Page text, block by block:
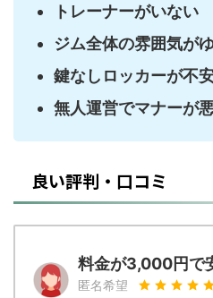
トレーナーがいない
ジム全体の雰囲気が
鍵なしロッカーが不
無人運営でマナーが
良い評判・口コミ
料金が3,000円で
匿名希望